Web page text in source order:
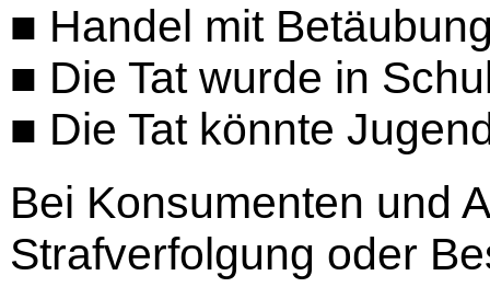
■ Handel mit
■ Die Tat wurde in
■ Die Tat könnte
Bei Konsumenten und
Strafverfolgung oder